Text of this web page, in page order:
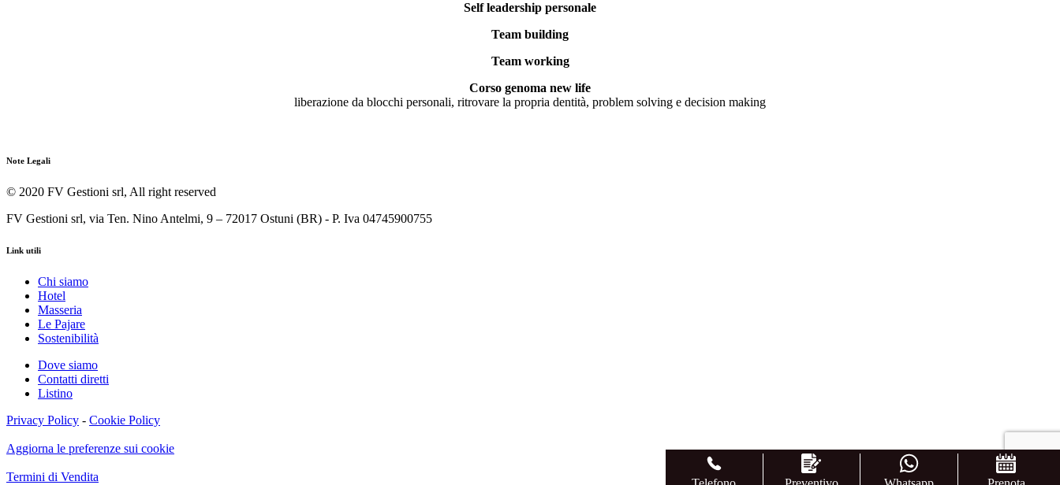
Self leadership personale
Team building
Team working
Corso genoma new life
liberazione da blocchi personali, ritrovare la propria dentità, problem solving e decision making
Note Legali
© 2020 FV Gestioni srl, All right reserved
FV Gestioni srl, via Ten. Nino Antelmi, 9 – 72017 Ostuni (BR) - P. Iva 04745900755
Link utili
Chi siamo
Hotel
Masseria
Le Pajare
Sostenibilità
Dove siamo
Contatti diretti
Listino
Privacy Policy - Cookie Policy
Aggiorna le preferenze sui cookie
Termini di Vendita